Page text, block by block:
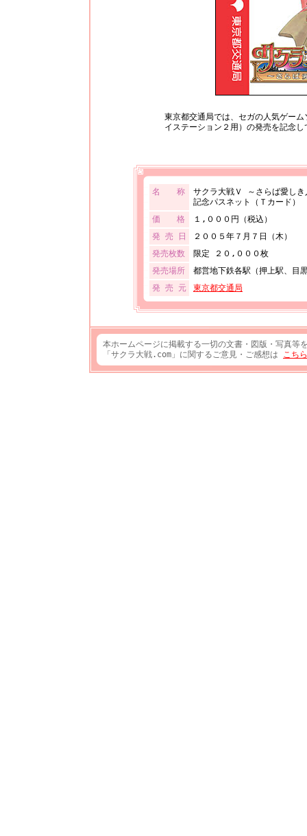
東京都交通局では、セガの人気ゲー
イステーション２用）の発売を記念
名 称
サクラ大戦Ｖ ～さらば愛しき
記念パスネット（Ｔカード）
価 格
１,０００円（税込）
発 売 日
２００５年７月７日（木）
発売枚数
限定 ２０,０００枚
発売場所
都営地下鉄各駅（押上駅、目
発 売 元
東京都交通局
本ホームページに掲載する一切の文書・図版・写真等
「サクラ大戦.com」に関するご意見・ご感想は こちら